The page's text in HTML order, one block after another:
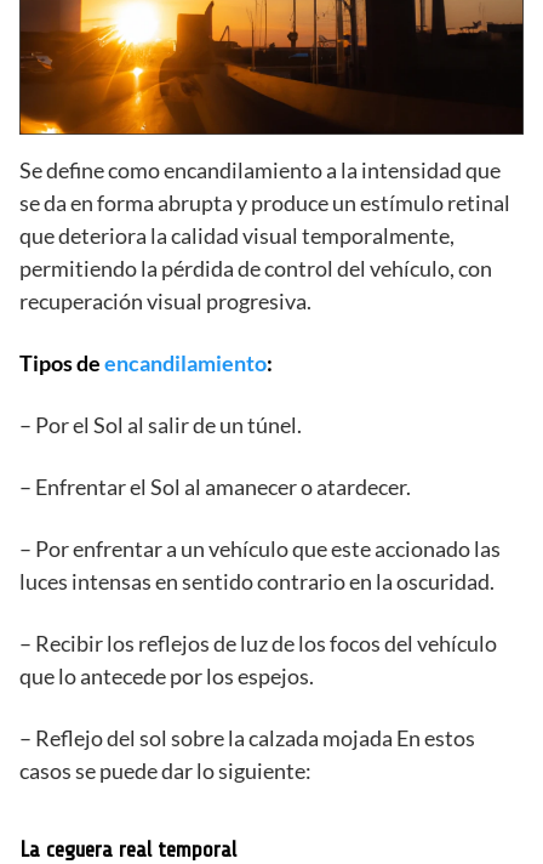
Se define como encandilamiento a la intensidad que
se da en forma abrupta y produce un estímulo retinal
que deteriora la calidad visual temporalmente,
permitiendo la pérdida de control del vehículo, con
recuperación visual progresiva.
Tipos deencandilamiento:
– Por el Sol al salir de un túnel.
– Enfrentar el Sol al amanecer o atardecer.
– Por enfrentar a un vehículo que este accionado las
luces intensas en sentido contrario en la oscuridad.
– Recibir los reflejos de luz de los focos del vehículo
que lo antecede por los espejos.
– Reflejo del sol sobre la calzada mojada En estos
casos se puede dar lo siguiente:
La ceguera real temporal